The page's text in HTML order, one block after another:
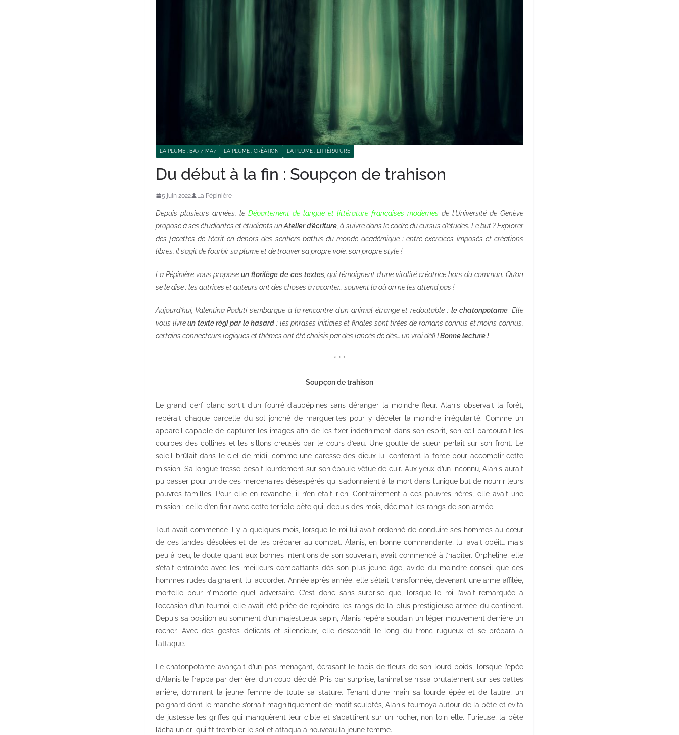
LA PLUME : BA7 / MA7 LA PLUME : CRÉATION LA PLUME : LITTÉRATURE
Du début à la fin : Soupçon de trahison
5 juin 2022 La Pépinière
Depuis plusieurs années, le Département de langue et littérature françaises modernes de l’Université de Genève
propose à ses étudiantes et étudiants unAtelier d’écriture , à suivre dans le cadre du cursus d’études. Le but ? Explorer
des facettes de l’écrit en dehors des sentiers battus du monde académique : entre exercices imposés et créations
libres, il s’agit de fourbir sa plume et de trouver sa propre voie, son propre style !
La Pépinière vous propose un florilège de ces textes , qui témoignent d’une vitalité créatrice hors du commun. Qu’on
se le dise : les autrices et auteurs ont des choses à raconter… souvent là où on ne les attend pas !
Aujourd’hui, Valentina Poduti s’embarque à la rencontre d’un animal étrange et redoutable : le chatonpotame. Elle
vous livreun texte régi par le hasard : les phrases initiales et finales sont tirées de romans connus et moins connus,
certains connecteurs logiques et thèmes ont été choisis par des lancés de dés… un vrai défi !Bonne lecture !
* * *
Soupçon de trahison
Le grand cerf blanc sortit d’un fourré d’aubépines sans déranger la moindre fleur. Alanis observait la forêt,
repérait chaque parcelle du sol jonché de marguerites pour y déceler la moindre irrégularité. Comme un
appareil capable de capturer les images afin de les fixer indéfiniment dans son esprit, son œil parcourait les
courbes des collines et les sillons creusés par le cours d’eau. Une goutte de sueur perlait sur son front. Le
soleil brûlait dans le ciel de midi, comme une caresse des dieux lui conférant la force pour accomplir cette
mission. Sa longue tresse pesait lourdement sur son épaule vêtue de cuir. Aux yeux d’un inconnu, Alanis aurait
pu passer pour un de ces mercenaires désespérés qui s’adonnaient à la mort dans l’unique but de nourrir leurs
pauvres familles. Pour elle en revanche, il n’en était rien. Contrairement à ces pauvres hères, elle avait une
mission : celle d’en finir avec cette terrible bête qui, depuis des mois, décimait les rangs de son armée.
Tout avait commencé il y a quelques mois, lorsque le roi lui avait ordonné de conduire ses hommes au cœur
de ces landes désolées et de les préparer au combat. Alanis, en bonne commandante, lui avait obéit… mais
peu à peu, le doute quant aux bonnes intentions de son souverain, avait commencé à l’habiter. Orpheline, elle
s’était entraînée avec les meilleurs combattants dès son plus jeune âge, avide du moindre conseil que ces
hommes rudes daignaient lui accorder. Année après année, elle s’était transformée, devenant une arme affilée,
mortelle pour n’importe quel adversaire. C’est donc sans surprise que, lorsque le roi l’avait remarquée à
l’occasion d’un tournoi, elle avait été priée de rejoindre les rangs de la plus prestigieuse armée du continent.
Depuis sa position au somment d’un majestueux sapin, Alanis repéra soudain un léger mouvement derrière un
rocher. Avec des gestes délicats et silencieux, elle descendit le long du tronc rugueux et se prépara à
l’attaque.
Le chatonpotame avançait d’un pas menaçant, écrasant le tapis de fleurs de son lourd poids, lorsque l’épée
d’Alanis le frappa par derrière, d’un coup décidé. Pris par surprise, l’animal se hissa brutalement sur ses pattes
arrière, dominant la jeune femme de toute sa stature. Tenant d’une main sa lourde épée et de l’autre, un
poignard dont le manche s’ornait magnifiquement de motif sculptés, Alanis tournoya autour de la bête et évita
de justesse les griffes qui manquèrent leur cible et s’abattirent sur un rocher, non loin elle. Furieuse, la bête
lâcha un cri qui fit trembler le sol et attaqua à nouveau la jeune femme.